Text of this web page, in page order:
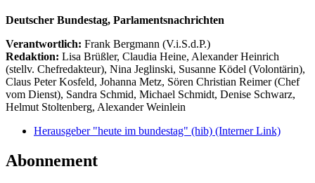
Deutscher Bundestag, Parlamentsnachrichten
Verantwortlich: Frank Bergmann (V.i.S.d.P.)
Redaktion: Lisa Brüßler, Claudia Heine, Alexander Heinrich
(stellv. Chefredakteur), Nina Jeglinski, Susanne Ködel (Volontärin),
Claus Peter Kosfeld, Johanna Metz, Sören Christian Reimer (Chef
vom Dienst), Sandra Schmid, Michael Schmidt, Denise Schwarz,
Helmut Stoltenberg, Alexander Weinlein
Herausgeber "heute im bundestag" (hib) (Interner Link)
Abonnement